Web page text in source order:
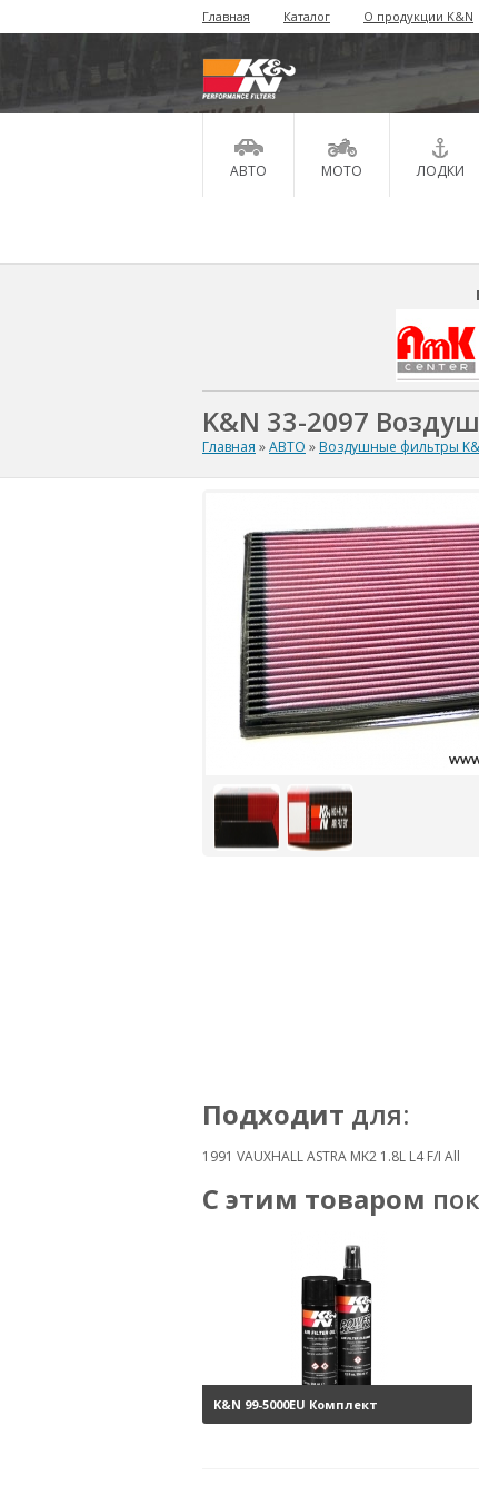
Главная Каталог О продукции K&N
АВТО МОТО ЛОДКИ
K&N 33-2097
Главная »АВТО » Воздушные фильтры
Подходит для:
1991 VAUXHALL ASTRA MK2 1.8L L4 F/I All
С этим товаром
K&N 99-5000EU Комплект